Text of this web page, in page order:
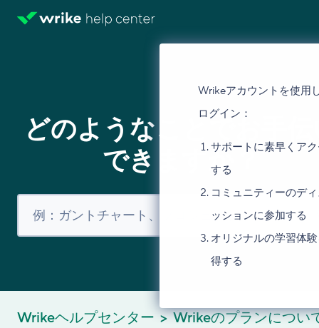
Wrikeアカウントを使用
ログイン：
サポートに素早くア
する
コミュニティーのデ
ッションに参加する
オリジナルの学習体
得する
どのようなことでお手
できますか？
Wrikeヘルプセンター
Wrikeのプランについ